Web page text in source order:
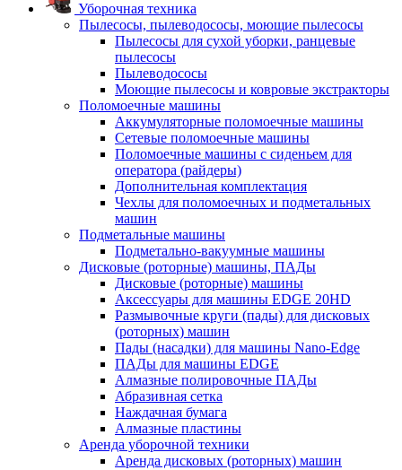
Уборочная техника
Пылесосы, пылеводососы, моющие пылесосы
Пылесосы для сухой уборки, ранцевые
пылесосы
Пылеводососы
Моющие пылесосы и ковровые экстракторы
Поломоечные машины
Аккумуляторные поломоечные машины
Сетевые поломоечные машины
Поломоечные машины с сиденьем для
оператора (райдеры)
Дополнительная комплектация
Чехлы для поломоечных и подметальных
машин
Подметальные машины
Подметально-вакуумные машины
Дисковые (роторные) машины, ПАДы
Дисковые (роторные) машины
Аксессуары для машины EDGE 20HD
Размывочные круги (пады) для дисковых
(роторных) машин
Пады (насадки) для машины Nano-Edge
ПАДы для машины EDGE
Алмазные полировочные ПАДы
Абразивная сетка
Наждачная бумага
Алмазные пластины
Аренда уборочной техники
Аренда дисковых (роторных) машин